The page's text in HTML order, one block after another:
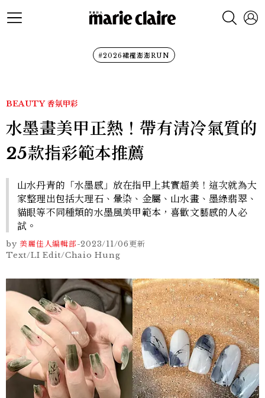
#2026裙襬澎澎RUN
BEAUTY 香氛甲彩
水墨畫美甲正熱！帶有清冷氣質的
25款指彩範本推薦
山水丹青的「水墨感」放在指甲上其實超美！這次就為大
家整理出包括大理石、暈染、金屬、山水畫、墨綠翡翠、
貓眼等不同種類的水墨風美甲範本，喜歡文藝感的人必
試。
by 美麗佳人編輯部-2023/11/06更新
Text/LI Edit/Chaio Hung